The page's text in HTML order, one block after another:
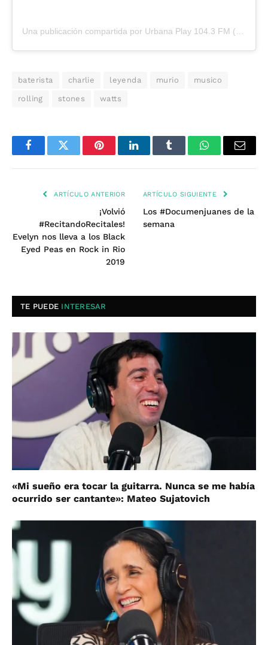
Una publicación compartida por Urbana Play 104.3 FM (@urbanaplayfm)
baterista charlie leyenda murio musico
rolling stones watts
FacebookTwitter PinterestLinkedInTumblr WhatsAppEmail
ARTÍCULO ANTERIOR
¡Volvió
#RecitandoRecitales!
Evelyn nos lleva a los Black
Eyed Peas en Rock in Rio
2019
ARTÍCULO SIGUIENTE
Los #Documenjuanes de la
semana
TE PUEDE INTERESAR
«Mi sueño era tocar la guitarra. Nunca se me había
ocurrido ser cantante»: Mateo Sujatovich